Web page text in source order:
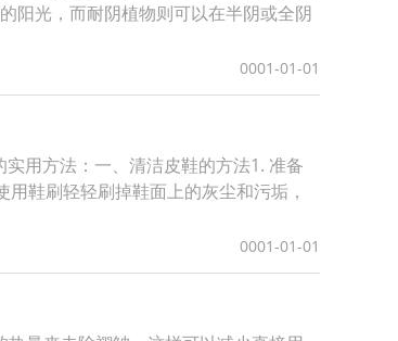
阳光，而耐阴植物则可以在半阴或全阴
0001-01-01
用方法：一、清洁皮鞋的方法1. 准备
鞋刷轻轻刷掉鞋面上的灰尘和污垢，
0001-01-01